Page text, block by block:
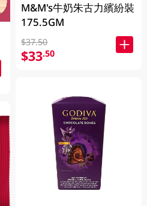
M&M's牛奶朱古力繽紛裝
175.5GM
$37.50
$33.50